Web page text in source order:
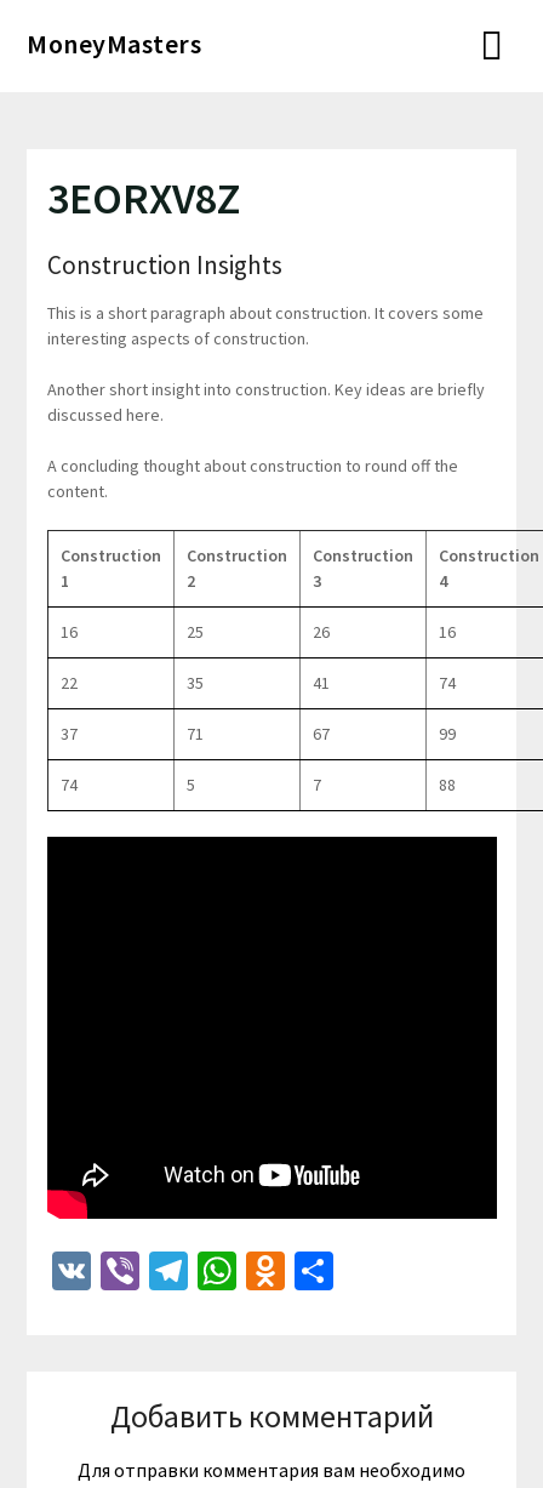
MoneyMasters
3EORXV8Z
Construction Insights
This is a short paragraph about construction. It covers some
interesting aspects of construction.
Another short insight into construction. Key ideas are briefly
discussed here.
A concluding thought about construction to round off the
content.
Construction
1
Construction
2
Construction
3
Construction
4
16 25 26 16
22 35 41 74
37 71 67 99
74 5 7 88
VKViberTelegram
WhatsApp
Odnoklassniki
Отправить
Добавить комментарий
Для отправки комментария вам необходимо